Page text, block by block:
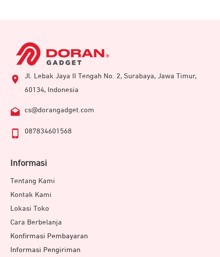
Jl. Lebak Jaya II Tengah No. 2, Surabaya, Jawa Timur,
60134, Indonesia
cs@dorangadget.com
087834601568
Informasi
Tentang Kami
Kontak Kami
Lokasi Toko
Cara Berbelanja
Konfirmasi Pembayaran
Informasi Pengiriman